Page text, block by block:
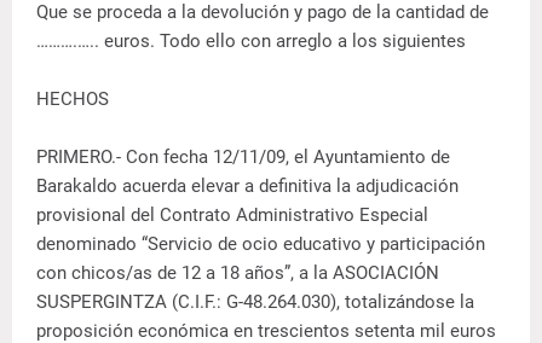
Que se proceda a la devolución y pago de la cantidad de
……….….. euros. Todo ello con arreglo a los siguientes
HECHOS
PRIMERO.- Con fecha 12/11/09, el Ayuntamiento de
Barakaldo acuerda elevar a definitiva la adjudicación
provisional del Contrato Administrativo Especial
denominado “Servicio de ocio educativo y participación
con chicos/as de 12 a 18 años”, a la ASOCIACIÓN
SUSPERGINTZA (C.I.F.: G-48.264.030), totalizándose la
proposición económica en trescientos setenta mil euros